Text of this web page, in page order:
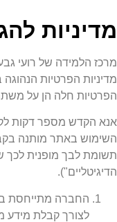
מדיניות
מדיניות הפרטיות
הפרטיות חלה הן על
אנא הקדש מספר דקות
השימוש באתר מותנה
תשומת לבך מופנית לכך
הדיגיטליים").
החברה מתייחסת
לצורך קבלת מידע